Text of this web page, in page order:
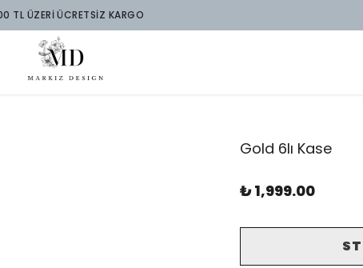
2000 TL ÜZERİ ÜCRETSİZ KARGO
Gold 6lı Kase
₺ 1,999.00